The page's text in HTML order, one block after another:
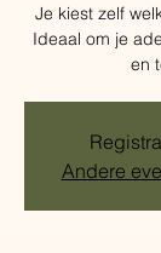
Je kiest zelf
Ideaal om je
en
Andere